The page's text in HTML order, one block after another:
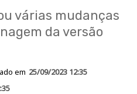
várias mudanças
da versão
em 25/09/2023 12:35